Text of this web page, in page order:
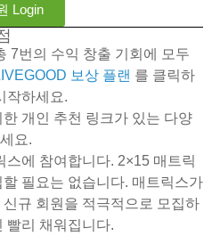
Login
7번의 수익 창출 기회에 모두
보상 플랜 를 클릭하
작하세요.
개인 추천 링크가 있는 다양
요.
스에 참여합니다. 2×15 매트릭
필요는 없습니다. 매트릭스가
규 회원을 적극적으로 모집하
빨리 채워집니다.